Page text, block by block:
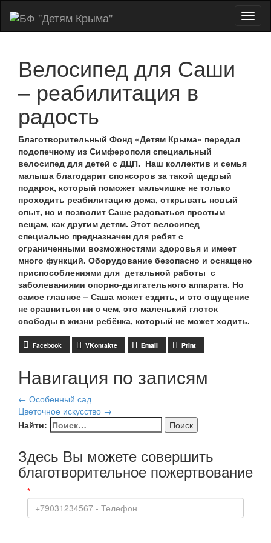
Велосипед для Саши
– реабилитация в
радость
Благотворительный Фонд «Детям Крыма» передал
подопечному из Симферополя специальный
велосипед для детей с ДЦП. Наш коллектив и семья
малыша благодарит спонсоров за такой щедрый
подарок, который поможет мальчишке не только
проходить реабилитацию дома, открывать новый
опыт, но и позволит Саше радоваться простым
вещам, как другим детям. Этот велосипед
специально предназначен для ребят с
ограниченными возможностями здоровья и имеет
много функций. Оборудование безопасно и оснащено
приспособлениями для детальной работы с
заболеваниями опорно-двигательного аппарата. Но
самое главное – Саша может ездить, и это ощущение
не сравниться ни с чем, это маленький глоток
свободы в жизни ребёнка, который не может ходить.
Facebook VKontakte Email Print
Навигация по записям
← Особенный сад
Цветочное искусство →
Найти:
Здесь Вы можете совершить
благотворительное пожертвование
*